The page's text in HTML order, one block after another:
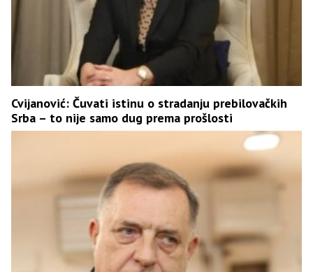
Cvijanović: Čuvati istinu o stradanju prebilovačkih
Srba – to nije samo dug prema prošlosti